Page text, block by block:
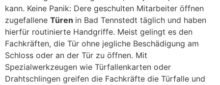
kann. Keine Panik: Dere geschulten Mitarbeiter öffnen
zugefallene Türen in Bad Tennstedt täglich und haben
hierfür routinierte Handgriffe. Meist gelingt es den
Fachkräften, die Tür ohne jegliche Beschädigung am
Schloss oder an der Tür zu öffnen. Mit
Spezialwerkzeugen wie Türfallenkarten oder
Drahtschlingen greifen die Fachkräfte die Türfalle und